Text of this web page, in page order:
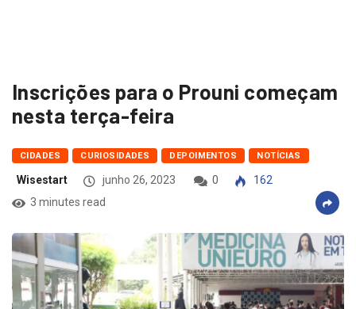
Inscrições para o Prouni começam
nesta terça-feira
CIDADES CURIOSIDADES DEPOIMENTOS NOTÍCIAS
Wisestart junho 26, 2023 0
162
3 minutes read